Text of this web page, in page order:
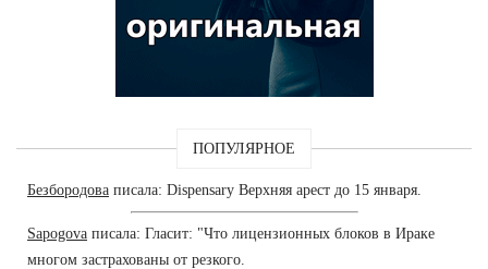
ПОПУЛЯРНОЕ
Безбородова писала: Dispensary Верхняя арест до 15 января.
Sapogova писала: Гласит: "Что лицензионных блоков в Ираке
многом застрахованы от резкого.